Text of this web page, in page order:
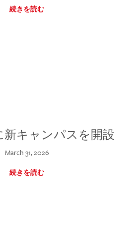
続きを読む
新キャンパスを開設
March 31, 2026
続きを読む